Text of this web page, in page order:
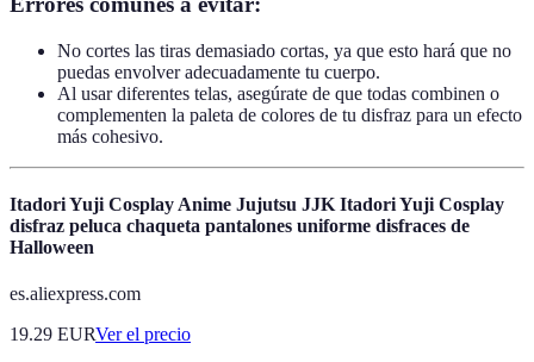
No cortes las tiras demasiado cortas, ya que esto hará que no
puedas envolver adecuadamente tu cuerpo.
Al usar diferentes telas, asegúrate de que todas combinen o
complementen la paleta de colores de tu disfraz para un efecto
más cohesivo.
Itadori Yuji Cosplay Anime Jujutsu JJK Itadori Yuji Cosplay
disfraz peluca chaqueta pantalones uniforme disfraces de
Halloween
es.aliexpress.com
19.29 EURVer el precio